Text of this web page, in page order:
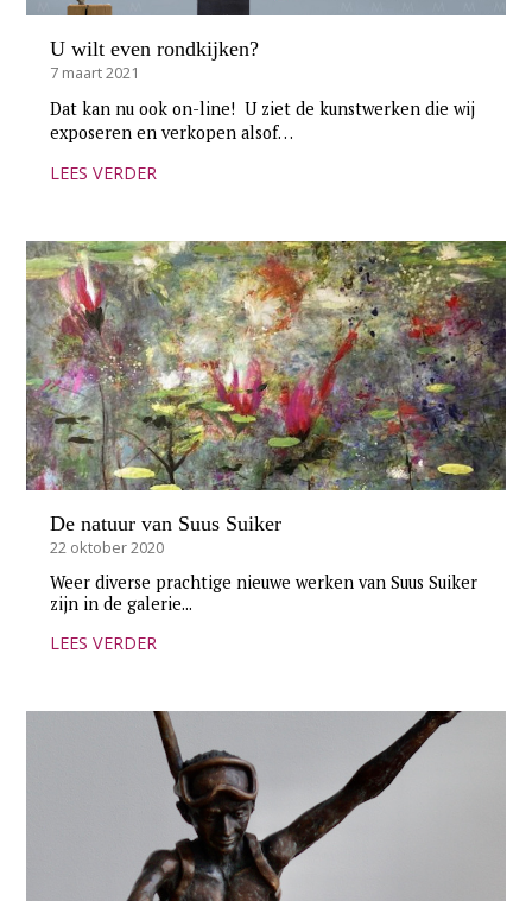
U wilt even rondkijken?
7 maart 2021
Dat kan nu ook on-line! U ziet de kunstwerken die wij
exposeren en verkopen alsof…
LEES VERDER
De natuur van Suus Suiker
22 oktober 2020
Weer diverse prachtige nieuwe werken van Suus Suiker
zijn in de galerie...
LEES VERDER